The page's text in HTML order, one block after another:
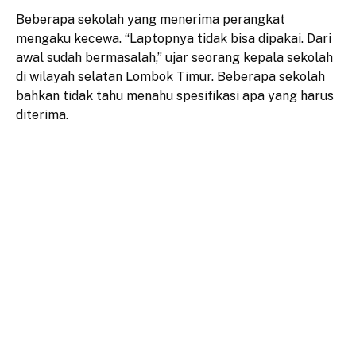
Beberapa sekolah yang menerima perangkat
mengaku kecewa. “Laptopnya tidak bisa dipakai. Dari
awal sudah bermasalah,” ujar seorang kepala sekolah
di wilayah selatan Lombok Timur. Beberapa sekolah
bahkan tidak tahu menahu spesifikasi apa yang harus
diterima.